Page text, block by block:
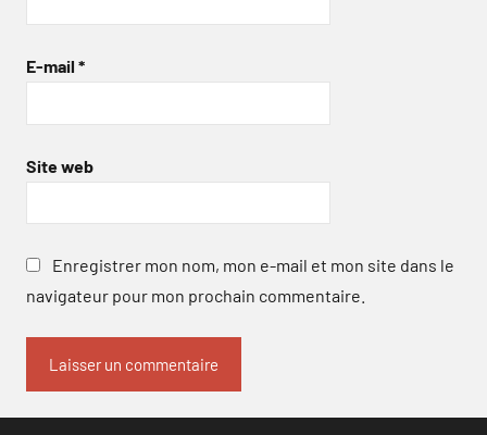
E-mail *
Site web
Enregistrer mon nom, mon e-mail et mon site dans le
navigateur pour mon prochain commentaire.